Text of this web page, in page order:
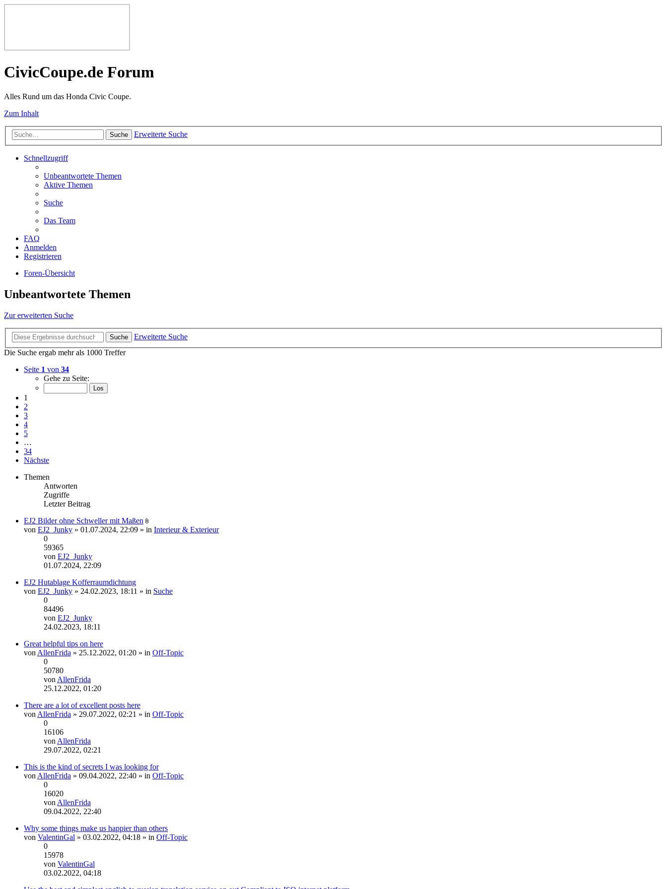
CivicCoupe.de Forum
Alles Rund um das Honda Civic Coupe.
Zum Inhalt
Suche Erweiterte Suche
Schnellzugriff
Unbeantwortete Themen
Aktive Themen
Suche
Das Team
FAQ
Anmelden
Registrieren
Foren-Übersicht
Unbeantwortete Themen
Zur erweiterten Suche
Suche
Erweiterte Suche
Die Suche ergab mehr als 1000 Treffer
Seite 1 von 34
Gehe zu Seite:
1
2
3
4
5
…
34
Nächste
Themen
Antworten
Zugriffe
Letzter Beitrag
EJ2 Bilder ohne Schweller mit Maßen
Dateianhang
von EJ2_Junky » 01.07.2024, 22:09 » in Interieur & Exterieur
0
59365
von EJ2_Junky
Neuester
01.07.2024, 22:09
EJ2 Hutablage Kofferraumdichtung
von EJ2_Junky » 24.02.2023, 18:11 » in Suche
0
84496
von EJ2_Junky
24.02.2023, 18:11
Great helpful tips on here
von AllenFrida » 25.12.2022, 01:20 » in Off-Topic
0
50780
von AllenFrida
Neuester
25.12.2022, 01:20
There are a lot of excellent posts here
von AllenFrida » 29.07.2022, 02:21 » in Off-Topic
0
16106
von AllenFrida
Neuester
29.07.2022, 02:21
This is the kind of secrets I was looking for
von AllenFrida » 09.04.2022, 22:40 » in Off-Topic
0
16020
von AllenFrida
Neuester
09.04.2022, 22:40
Why some things make us happier than others
von ValentinGal » 03.02.2022, 04:18 » in Off-Topic
0
15978
von ValentinGal
03.02.2022, 04:18